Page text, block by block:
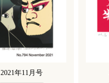
2021年11月号